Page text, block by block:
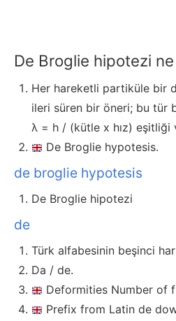
De Broglie hipotezi
Her hareketli partiküle bir
ileri süren bir öneri; bu tür
λ = h / (kütle x hız) eşitliği
De Broglie hypotesis.
de broglie hypotesis
De Broglie hipotezi
de
Türk alfabesinin beşinci
Da / de.
Deformities Number of
Prefix from Latin de